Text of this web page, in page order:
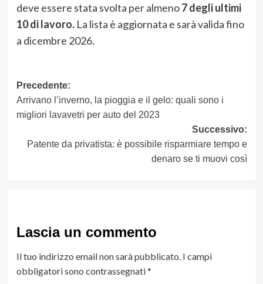
deve essere stata svolta per almeno7 degli ultimi
10 di lavoro.La lista è aggiornata e sarà valida fino
a dicembre 2026.
Navigazione
articolo
Precedente:
Arrivano l’inverno, la pioggia e il gelo: quali sono i
migliori lavavetri per auto del 2023
Successivo:
Patente da privatista: è possibile risparmiare tempo e
denaro se ti muovi così
Lascia un commento
Il tuo indirizzo email non sarà pubblicato. I campi
obbligatori sono contrassegnati*